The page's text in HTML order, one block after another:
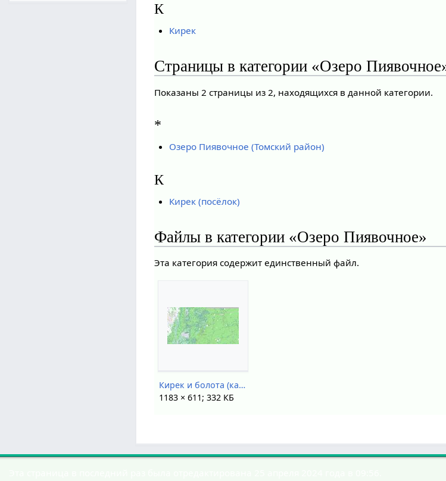
К
Кирек
Страницы в категории «Озеро
Показаны 2 страницы из 2, находящихся в данной категории.
*
Озеро Пиявочное (Томский район)
К
Кирек (посёлок)
Файлы в категории «Озеро Пиявочное»
Эта категория содержит единственный файл.
Кирек и болота (карта НСО).jpg
1183 × 611; 332 КБ